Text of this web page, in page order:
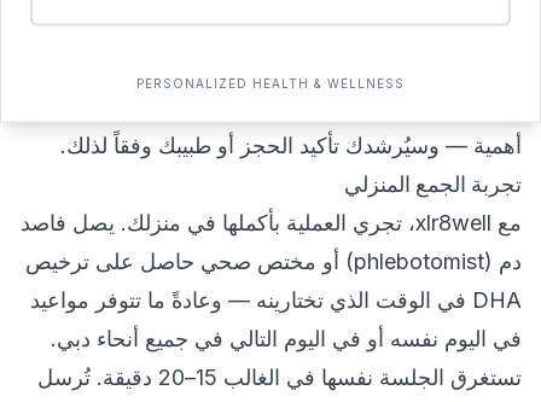
المختص الصحي بأي أدوية أو مكملات غذائية تتناولينها، إذ
أهمية — وسيُرشدك تأكيد الحجز أو طبيبك وفقاً لذلك.
تجربة الجمع المنزلي
مع xlr8well، تجري العملية بأكملها في منزلك. يصل فاصد
دم (phlebotomist) أو مختص صحي حاصل على ترخيص
DHA في الوقت الذي تختارينه — وعادةً ما تتوفر مواعيد
في اليوم نفسه أو في اليوم التالي في جميع أنحاء دبي.
تستغرق الجلسة نفسها في الغالب 15–20 دقيقة. تُرسل
PERSONALIZED HEALTH & WELLNESS